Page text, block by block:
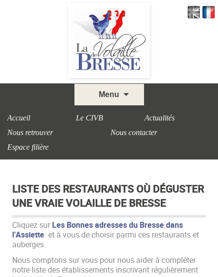
Menu
Accueil
Le CIVB
Actualités
Nous retrouver
Nous contacter
Espace filière
LISTE DES RESTAURANTS OÙ DÉGUSTER
UNE VRAIE VOLAILLE DE BRESSE
Cliquez sur Les Bonnes adresses du Bresse dans
l’Assiette et à vous de choisir parmi ces restaurants et
auberges.
Nous comptons sur vous pour nous aider à compléter
notre liste des établissements inscrivant régulièrement